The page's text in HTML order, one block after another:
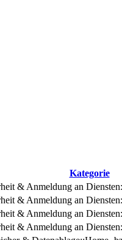
Kategorie
& Anmeldung an
& Anmeldung an
& Anmeldung an
& Anmeldung an